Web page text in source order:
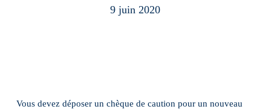
9 juin 2020
Vous devez déposer un chèque de caution pour un nouveau